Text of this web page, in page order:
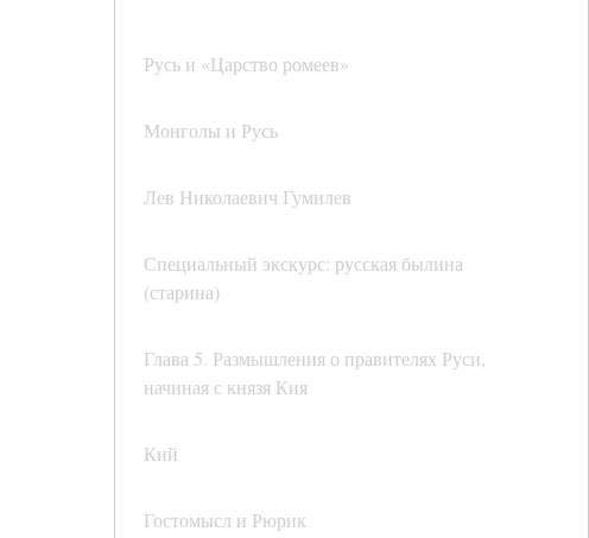
Русь и «Царство ромеев»
Монголы и Русь
Лев Николаевич Гумилев
Специальный экскурс: русская былина
(старина)
Глава 5. Размышления о правителях Руси,
начиная с князя Кия
Кий
Гостомысл и Рюрик